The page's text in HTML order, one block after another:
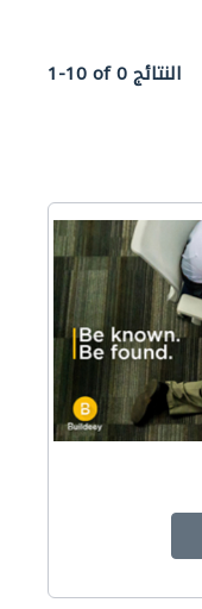
1-10 of 0 النتائج